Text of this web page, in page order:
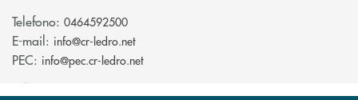
Telefono: 0464592500
E-mail: info@cr-ledro.net(si apre l’app di posta elettronica)
PEC: info@pec.cr-ledro.net(si apre l’app di posta elettronica)